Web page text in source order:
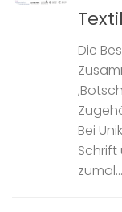
Die
Bei
Schrift
zumal...